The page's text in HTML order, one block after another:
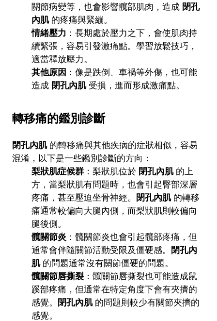
關節病變等，也會影響髖部肌肉，造成 閉孔
內肌的疼痛與緊繃。
情緒壓力 ：長期處於壓力之下，會使肌肉持
續緊張，容易引發激痛點。學習放鬆技巧，
適當釋放壓力。
其他原因 ：像是跌倒、車禍等外傷，也可能
造成 閉孔內肌受損，進而形成激痛點。
轉移痛的鑑別診斷
閉孔內肌的轉移痛與其他疾病的症狀相似，容易
混淆，以下是一些鑑別診斷的方向：
梨狀肌症候群 ：梨狀肌位於 閉孔內肌的上
方，當梨狀肌有問題時，也會引起臀部深層
疼痛，甚至壓迫坐骨神經。
閉孔內肌的轉移
痛通常較偏向大腿內側，而梨狀肌則較偏向
腿後側。
髖關節炎 ：髖關節炎也會引起髖部疼痛，但
通常會伴隨關節活動受限及僵硬感。
閉孔內
肌的問題通常沒有關節僵硬的問題。
髖關節唇撕裂 ：髖關節唇撕裂也可能造成鼠
蹊部疼痛，但通常在特定角度下會有夾擠的
感覺。
閉孔內肌的問題則較少有關節夾擠的
感覺。